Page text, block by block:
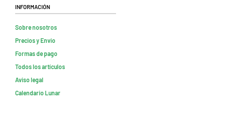
Información
Sobre nosotros
Precios y Envio
Formas de pago
Todos los artículos
Aviso legal
Calendario Lunar